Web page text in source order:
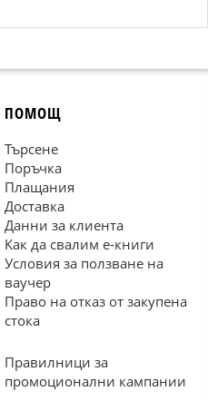
ПОМОЩ
Търсене
Поръчка
Плащания
Доставка
Данни за клиента
Как да свалим е-книги
Условия за ползване на
ваучер
Право на отказ от закупена
стока
Правилници за
промоционални кампании